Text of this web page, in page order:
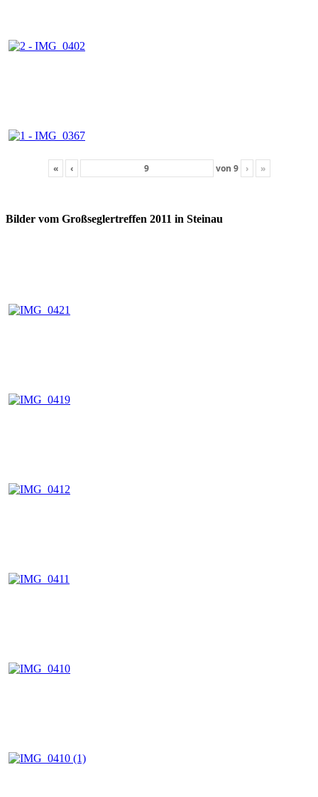
« ‹ von 9 › »
Bilder vom Großseglertreffen 2011 in Steinau